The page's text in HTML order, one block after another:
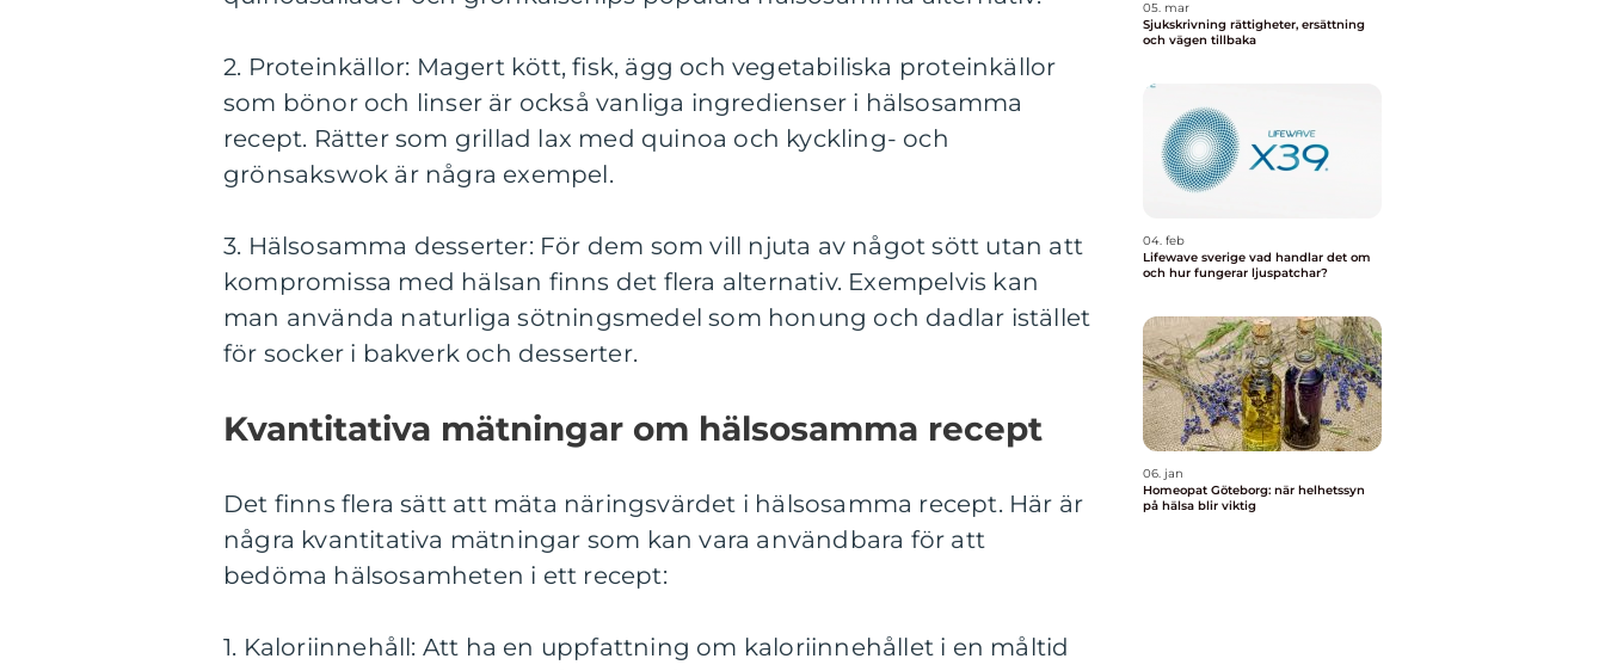
2. Proteinkällor: Magert kött, fisk, ägg och vegetabiliska proteinkällor
som bönor och linser är också vanliga ingredienser i hälsosamma
recept. Rätter som grillad lax med quinoa och kyckling- och
grönsakswok är några exempel.
3. Hälsosamma desserter: För dem som vill njuta av något sött utan att
kompromissa med hälsan finns det flera alternativ. Exempelvis kan
man använda naturliga sötningsmedel som honung och dadlar istället
för socker i bakverk och desserter.
Kvantitativa mätningar om hälsosamma recept
Det finns flera sätt att mäta näringsvärdet i hälsosamma recept. Här är
några kvantitativa mätningar som kan vara användbara för att
bedöma hälsosamheten i ett recept:
1. Kaloriinnehåll: Att ha en uppfattning om kaloriinnehållet i en måltid
05. mar
Sjukskrivning rättigheter, ersättning
och vägen tillbaka
04. feb
Lifewave sverige vad handlar det om
och hur fungerar ljuspatchar?
06. jan
Homeopat Göteborg: när helhetssyn
på hälsa blir viktig